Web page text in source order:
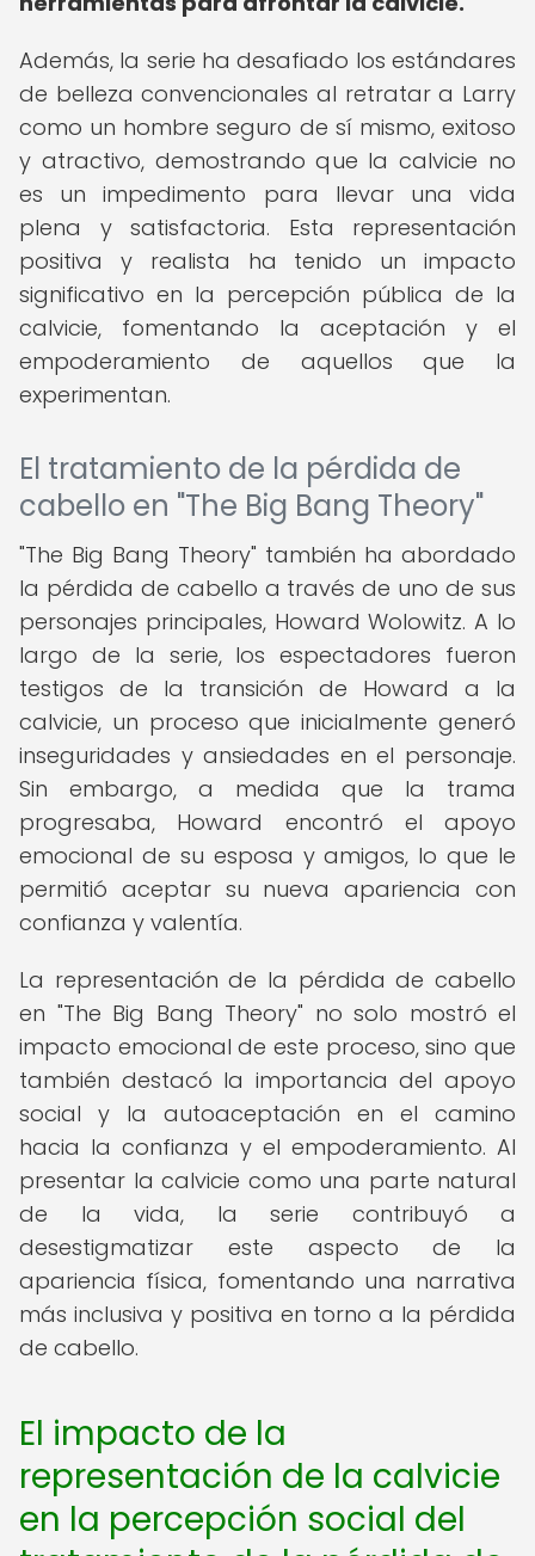
Además, la serie ha desafiado los estándares
de belleza convencionales al retratar a Larry
como un hombre seguro de sí mismo, exitoso
y atractivo, demostrando que la calvicie no
es un impedimento para llevar una vida
plena y satisfactoria. Esta representación
positiva y realista ha tenido un impacto
significativo en la percepción pública de la
calvicie, fomentando la aceptación y el
empoderamiento de aquellos que la
experimentan.
El tratamiento de la pérdida de
cabello en "The Big Bang Theory"
"The Big Bang Theory" también ha abordado
la pérdida de cabello a través de uno de sus
personajes principales, Howard Wolowitz. A lo
largo de la serie, los espectadores fueron
testigos de la transición de Howard a la
calvicie, un proceso que inicialmente generó
inseguridades y ansiedades en el personaje.
Sin embargo, a medida que la trama
progresaba, Howard encontró el apoyo
emocional de su esposa y amigos, lo que le
permitió aceptar su nueva apariencia con
confianza y valentía.
La representación de la pérdida de cabello
en "The Big Bang Theory" no solo mostró el
impacto emocional de este proceso, sino que
también destacó la importancia del apoyo
social y la autoaceptación en el camino
hacia la confianza y el empoderamiento. Al
presentar la calvicie como una parte natural
de la vida, la serie contribuyó a
desestigmatizar este aspecto de la
apariencia física, fomentando una narrativa
más inclusiva y positiva en torno a la pérdida
de cabello.
El impacto de la
representación de la calvicie
en la percepción social del